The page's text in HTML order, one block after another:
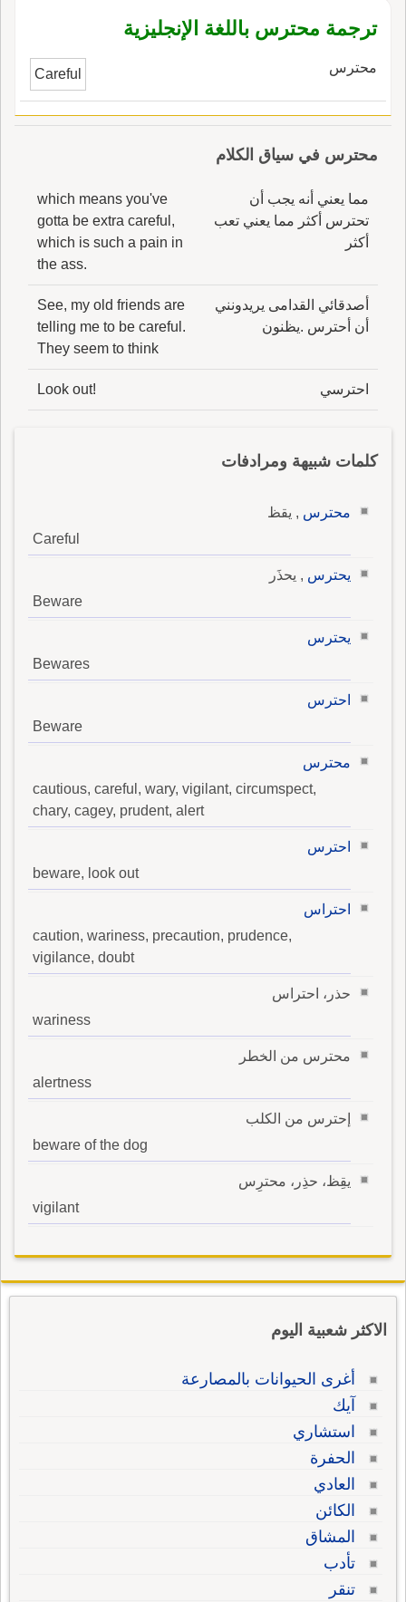
ترجمة محترس باللغة الإنجليزية
محترس Careful
محترس في سياق الكلام
مما يعني أنه يجب أن
تحترس أكثر مما يعني تعب
أكثر
which means you've
gotta be extra careful,
which is such a pain in
the ass.
أصدقائي القدامى يريدونني
أن أحترس .يظنون
See, my old friends are
telling me to be careful.
They seem to think
احترسي Look out!
كلمات شبيهة ومرادفات
محترس , يقظ
Careful
يحترس , يحذَر
Beware
يحترس
Bewares
احترس
Beware
محترس
cautious, careful, wary, vigilant, circumspect,
chary, cagey, prudent, alert
احترس
beware, look out
احتراس
caution, wariness, precaution, prudence,
vigilance, doubt
حذر، احتراس
wariness
محترس من الخطر
alertness
إحترس من الكلب
beware of the dog
يقِظ، حذِر، محترِس
vigilant
الاكثر شعبية اليوم
أغرى الحيوانات بالمصارعة
آيك
استشاري
الحفرة
العادي
الكائن
المشاق
تأدب
تنقر